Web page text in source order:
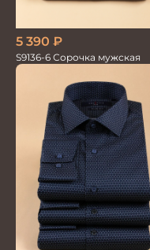
5 390 ₽
S9136-6 Сорочка мужская